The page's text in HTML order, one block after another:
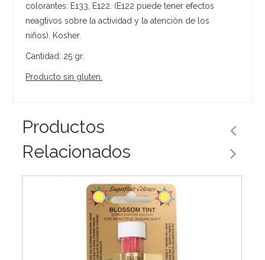
colorantes: E133, E122. (E122 puede tener efectos
neagtivos sobre la actividad y la atención de los
niños). Kosher.
Cantidad: 25 gr.
Producto sin gluten.
Productos
Relacionados